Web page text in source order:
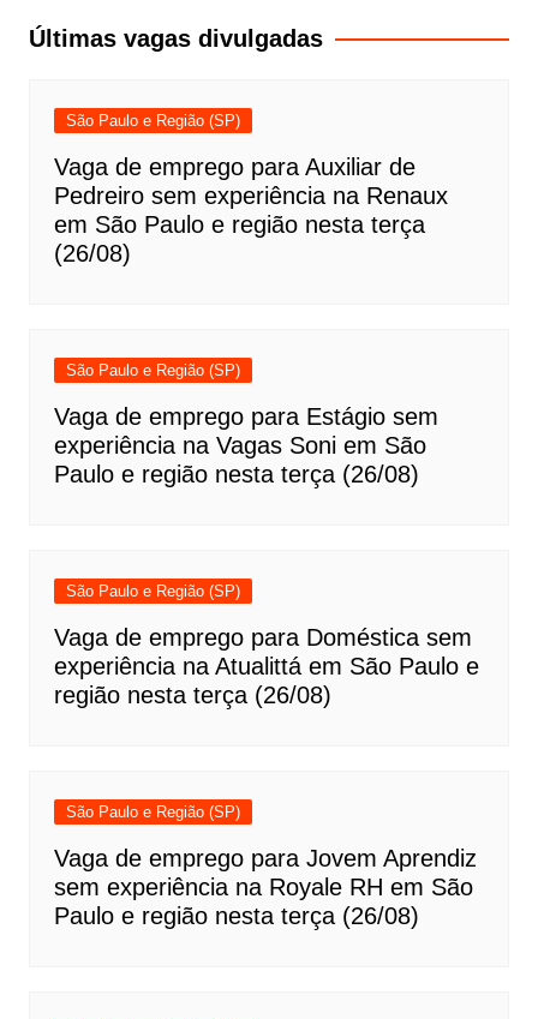
Post
Últimas vagas divulgadas
São Paulo e Região (SP)
Vaga de emprego para Auxiliar de
Pedreiro sem experiência na Renaux
em São Paulo e região nesta terça
(26/08)
São Paulo e Região (SP)
Vaga de emprego para Estágio sem
experiência na Vagas Soni em São
Paulo e região nesta terça (26/08)
São Paulo e Região (SP)
Vaga de emprego para Doméstica sem
experiência na Atualittá em São Paulo e
região nesta terça (26/08)
São Paulo e Região (SP)
Vaga de emprego para Jovem Aprendiz
sem experiência na Royale RH em São
Paulo e região nesta terça (26/08)